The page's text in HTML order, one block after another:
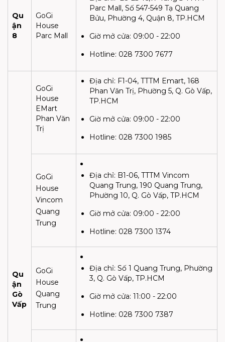
Qu
ận
8
GoGi
House
Parc Mall
Parc Mall, Số 547-549 Tạ Quang
Bửu, Phường 4, Quận 8, TP.HCM
Giờ mở cửa: 09:00 - 22:00
Hotline: 028 7300 7677
Qu
ận
Gò
Vấp
GoGi
House
EMart
Phan Văn
Trị
Địa chỉ: F1-04, TTTM Emart, 168
Phan Văn Trị, Phường 5, Q. Gò Vấp,
TP.HCM
Giờ mở cửa: 09:00 - 22:00
Hotline: 028 7300 1985
GoGi
House
Vincom
Quang
Trung
Địa chỉ: B1-06, TTTM Vincom
Quang Trung, 190 Quang Trung,
Phường 10, Q. Gò Vấp, TP.HCM
Giờ mở cửa: 09:00 - 22:00
Hotline: 028 7300 1374
GoGi
House
Quang
Trung
Địa chỉ: Số 1 Quang Trung, Phường
3, Q. Gò Vấp, TP.HCM
Giờ mở cửa: 11:00 - 22:00
Hotline: 028 7300 7387